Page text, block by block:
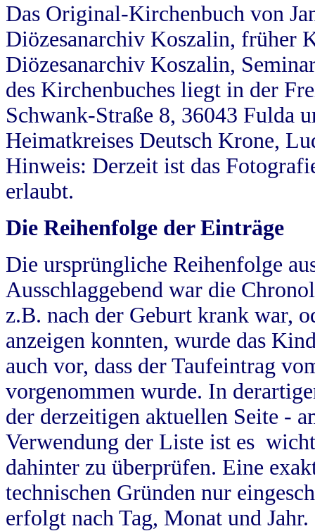
Das Original-Kirchenbuch von
Diözesanarchiv Koszalin, früher
Diözesanarchiv Koszalin,
des Kirchenbuches liegt in der
Schwank-Straße 8, 36043 Fulda
Heimatkreises Deutsch Krone,
Hinweis: Derzeit ist das
erlaubt.
Die Reihenfolge der Einträge
Die ursprüngliche Reihenfolge
Ausschlaggebend war die
z.B. nach der Geburt krank war,
anzeigen konnten, wurde das
auch vor, dass der Taufeintrag
vorgenommen wurde. In
der derzeitigen aktuellen Seite -
Verwendung der Liste ist es
dahinter zu überprüfen. Eine
technischen Gründen nur
erfolgt nach Tag, Monat und Jahr.